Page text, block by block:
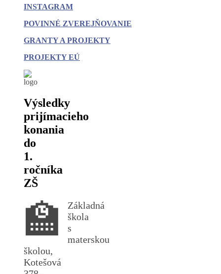
INSTAGRAM
POVINNÉ ZVEREJŇOVANIE
GRANTY A PROJEKTY
PROJEKTY EÚ
Výsledky
prijímacieho
konania
do
1.
ročníka
ZŠ
🏫
Základná
škola
s
materskou
školou,
Kotešová